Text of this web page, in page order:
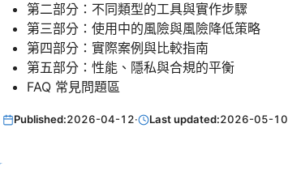
第二部分：不同類型的工具與實作步驟
第三部分：使用中的風險與風險降低策略
第四部分：實際案例與比較指南
第五部分：性能、隱私與合規的平衡
FAQ 常見問題區
Published:2026-04-12· Last updated:2026-05-10